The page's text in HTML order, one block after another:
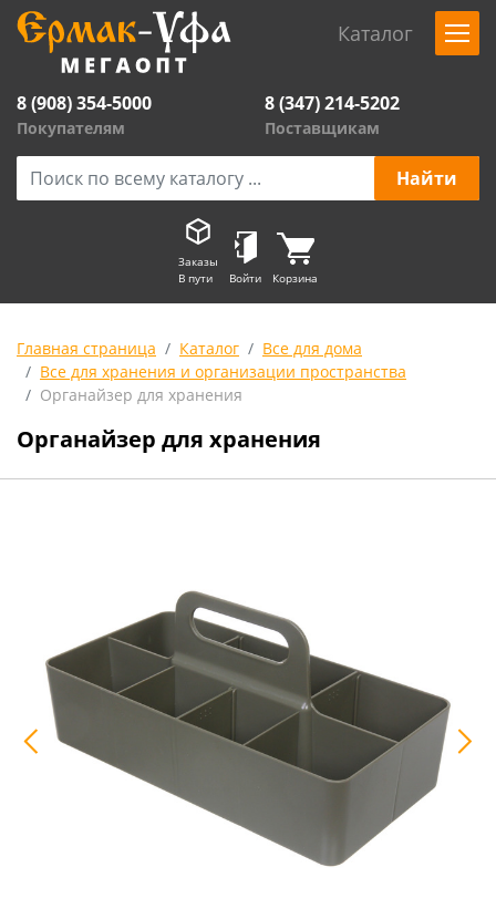
Каталог
8 (908) 354-5000
Покупателям
8 (347) 214-5202
Поставщикам
Заказы
В пути
Войти Корзина
Главная страница Каталог
Все для дома
Все для хранения и организации пространства
Органайзер для хранения
Органайзер для хранения